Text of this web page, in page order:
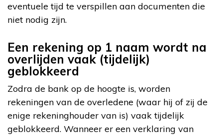
eventuele tijd te verspillen aan documenten die
niet nodig zijn.
Een rekening op 1 naam wordt na
overlijden vaak (tijdelijk)
geblokkeerd
Zodra de bank op de hoogte is, worden
rekeningen van de overledene (waar hij of zij de
enige rekeninghouder van is) vaak tijdelijk
geblokkeerd. Wanneer er een verklaring van